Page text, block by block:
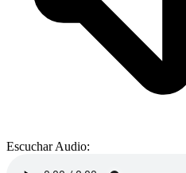
Escuchar Audio: